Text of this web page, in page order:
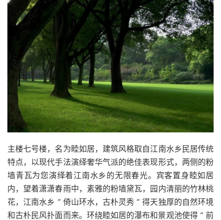
主楼七号楼，名为睦如居，建筑风格取自江南水乡民居传统
特点，以现代手法演绎奢华气派的绝佳表现形式，两侧的粉
墙青瓦为您演绎着江南水乡的无限春光。宾客置身睦如居
内，望着潇潇春雨中，素雅的粉墙黛瓦，园内清丽的竹林桃
花，江南水乡 ” 倚山环水，古朴灵秀 ” 得天独厚的自然环境
和古朴民风扑面而来。环绕睦如居的瀑布和景观池使得 ” 前